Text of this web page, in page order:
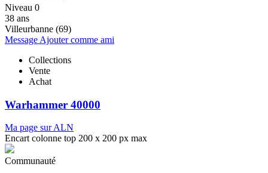
Niveau 0
38 ans
Villeurbanne (69)
Message Ajouter comme ami
Collections
Vente
Achat
Warhammer 40000
Ma page sur ALN
Encart colonne top 200 x 200 px max
Communauté